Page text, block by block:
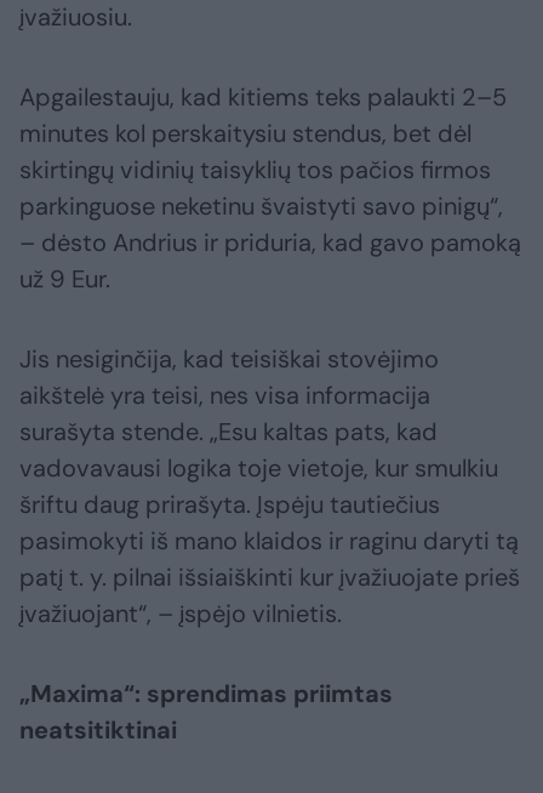
įvažiuosiu.
Apgailestauju, kad kitiems teks palaukti 2–5
minutes kol perskaitysiu stendus, bet dėl
skirtingų vidinių taisyklių tos pačios firmos
parkinguose neketinu švaistyti savo pinigų“,
– dėsto Andrius ir priduria, kad gavo pamoką
už 9 Eur.
Jis nesiginčija, kad teisiškai stovėjimo
aikštelė yra teisi, nes visa informacija
surašyta stende. „Esu kaltas pats, kad
vadovavausi logika toje vietoje, kur smulkiu
šriftu daug prirašyta. Įspėju tautiečius
pasimokyti iš mano klaidos ir raginu daryti tą
patį t. y. pilnai išsiaiškinti kur įvažiuojate prieš
įvažiuojant“, – įspėjo vilnietis.
„Maxima“: sprendimas priimtas
neatsitiktinai